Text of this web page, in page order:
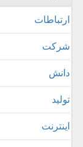
ارتباطات
شركت
دانش
تولید
اینترنت